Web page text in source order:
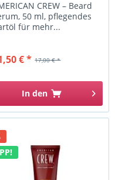
CREW – Beard
50 ml, pflegendes
für mehr...
17,00 € *
€ *
In den